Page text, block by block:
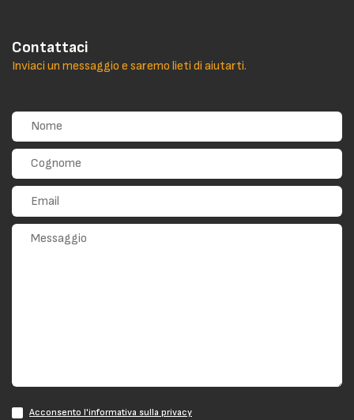
Contattaci
Inviaci un messaggio e saremo lieti di aiutarti.
Acconsento l'informativa sulla privacy